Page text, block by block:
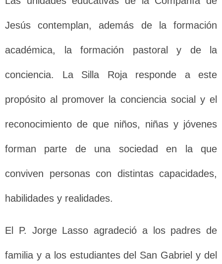
Jesús contemplan, además de la formación
académica, la formación pastoral y de la
conciencia. La Silla Roja responde a este
propósito al promover la conciencia social y el
reconocimiento de que niños, niñas y jóvenes
forman parte de una sociedad en la que
conviven personas con distintas capacidades,
habilidades y realidades.
El P. Jorge Lasso agradeció a los padres de
familia y a los estudiantes del San Gabriel y del